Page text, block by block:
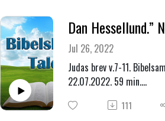
Jul 26, 2022
Judas brev v.7-11.
22.07.2022. 59 min.
111